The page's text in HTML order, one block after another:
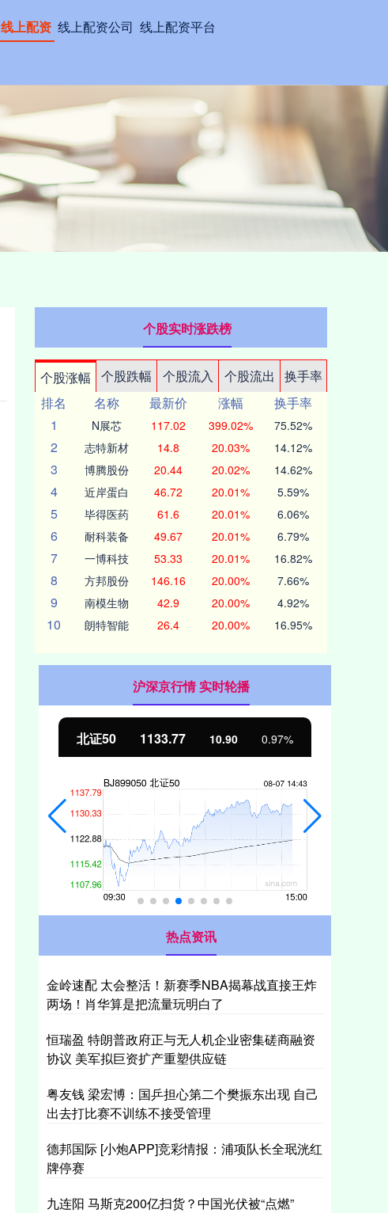
线上配资 线上配资公司 线上配资平台
个股实时涨跌榜
个股涨幅 个股跌幅 个股流入 个股流出
换手率
排名
名称 最新价 涨幅
换手率
1
N展芯 117.02 399.02% 75.52%
2 志特新材 14.8 20.03% 14.12%
3 博腾股份 20.44 20.02% 14.62%
4 近岸蛋白 46.72 20.01% 5.59%
5 毕得医药 61.6 20.01% 6.06%
6 耐科装备 49.67 20.01% 6.79%
7 一博科技 53.33 20.01% 16.82%
8 方邦股份 146.16 20.00% 7.66%
9 南模生物 42.9 20.00% 4.92%
10 朗特智能 26.4 20.00% 16.95%
沪深京行情 实时轮播
北证50 1133.77 10.90 0.97%
热点资讯
金岭速配 太会整活！新赛季NBA揭幕战直接王炸
两场！肖华算是把流量玩明白了
恒瑞盈 特朗普政府正与无人机企业密集磋商融资
协议 美军拟巨资扩产重塑供应链
粤友钱 梁宏博：国乒担心第二个樊振东出现 自己
出去打比赛不训练不接受管理
德邦国际 [小炮APP]竞彩情报：浦项队长全珉洸红
牌停赛
九连阳 马斯克200亿扫货？中国光伏被“点燃”